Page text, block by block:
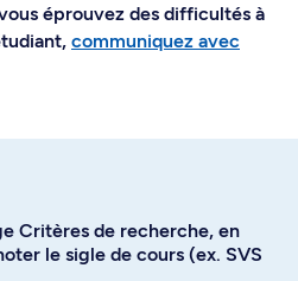
éprouvez des difficultés à
communiquez avec
Critères de recherche, en
le sigle de cours (ex. SVS